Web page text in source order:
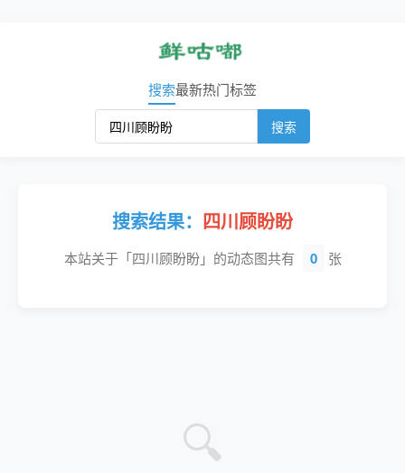
搜索最新热门标签
搜索
搜索结果： 四川顾盼盼
本站关于「四川顾盼盼」的动态图共有 0 张
🔍